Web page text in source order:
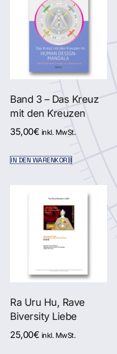
Band 3 – Das Kreuz
mit den Kreuzen
35,00€ inkl. MwSt.
IN DEN WARENKORB
Ra Uru Hu, Rave
Biversity Liebe
25,00€ inkl. MwSt.